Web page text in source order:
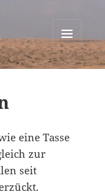
MENÜ
UND
eine Tasse
zur
seit